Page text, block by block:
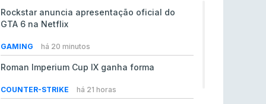
Rockstar anuncia apresentação oficial do
GTA 6 na Netflix
GAMING há 20 minutos
Roman Imperium Cup IX ganha forma
COUNTER-STRIKE há 21 horas